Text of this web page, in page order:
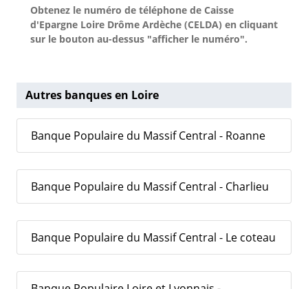
Obtenez le numéro de téléphone de Caisse
d'Epargne Loire Drôme Ardèche (CELDA) en cliquant
sur le bouton au-dessus "afficher le numéro".
Autres banques en Loire
Banque Populaire du Massif Central - Roanne
Banque Populaire du Massif Central - Charlieu
Banque Populaire du Massif Central - Le coteau